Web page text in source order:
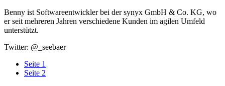
Benny ist Softwareentwickler bei der synyx GmbH & Co. KG, wo
er seit mehreren Jahren verschiedene Kunden im agilen Umfeld
unterstützt.
Twitter: @_seebaer
Seite 1
Seite 2